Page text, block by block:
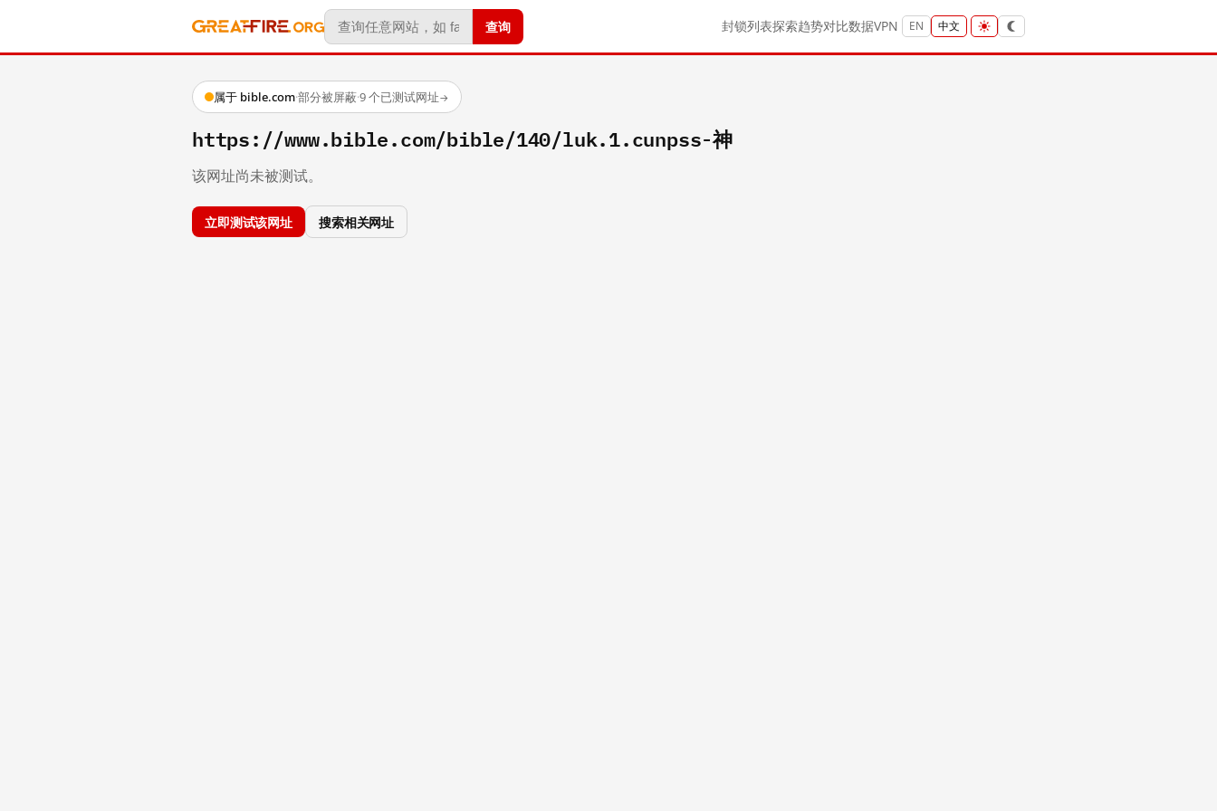
查询 封锁列表探索趋势对比数据VPN EN 中文
属于 bible.com·部分被屏蔽·9 个已测试网址→
https://www.bible.com/bible/140/luk.1.cunpss-神
该网址尚未被测试。
立即测试该网址 搜索相关网址